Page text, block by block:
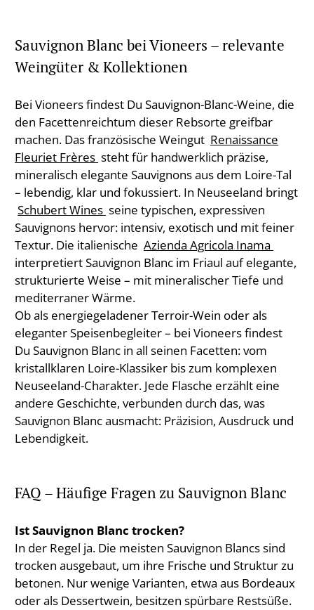
Sauvignon Blanc bei Vioneers – relevante
Weingüter & Kollektionen
Bei Vioneers findest Du Sauvignon-Blanc-Weine, die
den Facettenreichtum dieser Rebsorte greifbar
machen. Das französische Weingut Renaissance
Fleuriet Frères steht für handwerklich präzise,
mineralisch elegante Sauvignons aus dem Loire-Tal
– lebendig, klar und fokussiert. In Neuseeland bringt
Schubert Wines seine typischen, expressiven
Sauvignons hervor: intensiv, exotisch und mit feiner
Textur. Die italienischeAzienda Agricola Inama
interpretiert Sauvignon Blanc im Friaul auf elegante,
strukturierte Weise – mit mineralischer Tiefe und
mediterraner Wärme.
Ob als energiegeladener Terroir-Wein oder als
eleganter Speisenbegleiter – bei Vioneers findest
Du Sauvignon Blanc in all seinen Facetten: vom
kristallklaren Loire-Klassiker bis zum komplexen
Neuseeland-Charakter. Jede Flasche erzählt eine
andere Geschichte, verbunden durch das, was
Sauvignon Blanc ausmacht: Präzision, Ausdruck und
Lebendigkeit.
FAQ – Häufige Fragen zu Sauvignon Blanc
Ist Sauvignon Blanc trocken?
In der Regel ja. Die meisten Sauvignon Blancs sind
trocken ausgebaut, um ihre Frische und Struktur zu
betonen. Nur wenige Varianten, etwa aus Bordeaux
oder als Dessertwein, besitzen spürbare Restsüße.